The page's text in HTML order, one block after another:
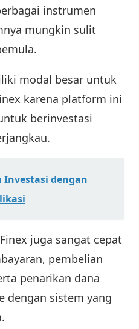
instrumen
mungkin sulit
modal besar untuk
karena platform ini
berinvestasi
Investasi dengan
juga sangat cepat
pembelian
penarikan dana
dengan sistem yang